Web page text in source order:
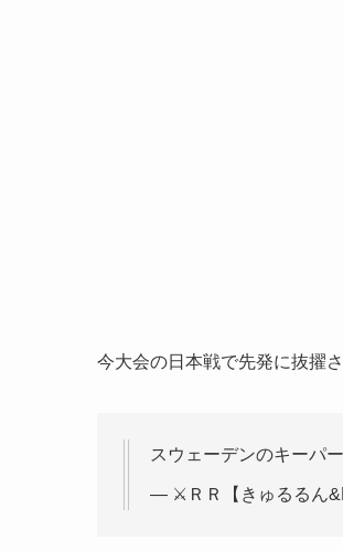
今大会の日本戦で先発に抜擢
スウェーデンのキーパ
— ⚔️ＲＲ【きゅるるん